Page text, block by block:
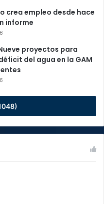
crea empleo desde hace
informe
proyectos para
del agua en la GAM